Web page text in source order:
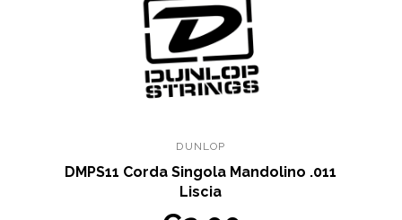
DUNLOP
DMPS11 Corda Singola Mandolino .011
Liscia